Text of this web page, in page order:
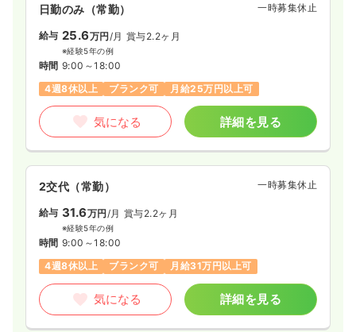
日勤のみ（常勤） 一時募集休止
給与 25.6万円 /月 賞与2.2ヶ月
※経験5年の例
時間 9:00～18:00
4週8休以上
ブランク可 月給25万円以上可
気になる 詳細を見る
2交代（常勤） 一時募集休止
給与 31.6万円/月 賞与2.2ヶ月
※経験5年の例
時間 9:00～18:00
4週8休以上
ブランク可 月給31万円以上可
気になる 詳細を見る